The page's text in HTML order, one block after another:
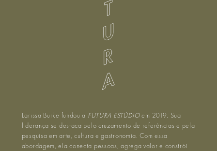
Larissa Burke fundou a FUTURA ESTÚDIOem 2019. Sua
liderança se destaca pelo cruzamento de referências e pela
pesquisa em arte, cultura e gastronomia. Com essa
abordagem, ela conecta pessoas, agrega valor e constrói